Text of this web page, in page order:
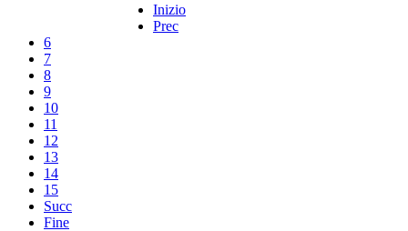
Inizio
Prec
6
7
8
9
10
11
12
13
14
15
Succ
Fine